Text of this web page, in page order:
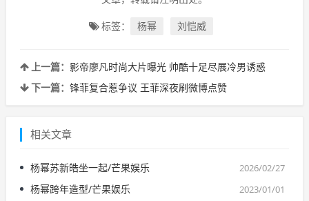
标签： 杨幂 刘恺威
上一篇： 影帝廖凡时尚大片曝光 帅酷十足尽展冷男诱惑
下一篇： 锋菲复合惹争议 王菲深夜刷微博点赞
相关文章
2026/02/27
杨幂苏新皓坐一起/芒果娱乐
2023/01/01
杨幂跨年造型/芒果娱乐